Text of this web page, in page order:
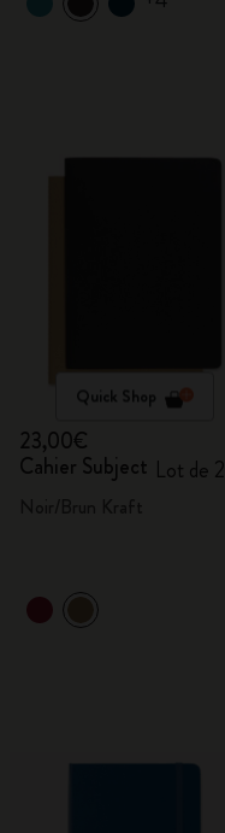
Quick Shop
23,00€
Cahier Subject Lot de 2